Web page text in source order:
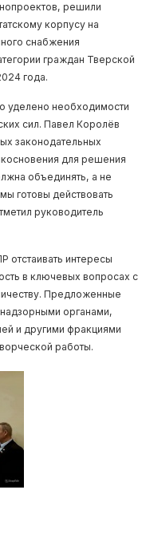
решили
корпусу на
снабжения
граждан Тверской
года.
уделено необходимости
сил. Павел Королёв
законодательных
для решения
объединять, а не
готовы действовать
руководитель
отстаивать интересы
в ключевых вопросах с
Предложенные
органами,
и другими фракциями
работы.